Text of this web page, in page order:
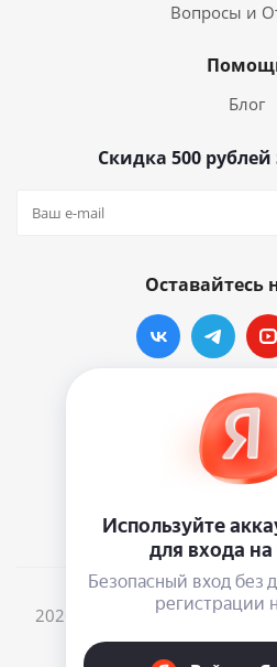
Вопросы и
Блог
Скидка 500
Оставайтесь
Наши
2026 © Винилмаркт -